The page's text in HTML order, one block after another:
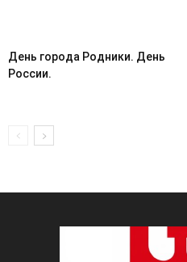
День города Родники. День
России.